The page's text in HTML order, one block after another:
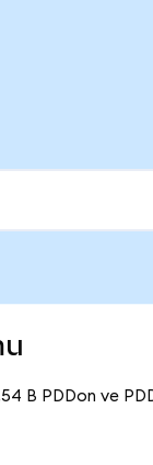
B PDDon ve